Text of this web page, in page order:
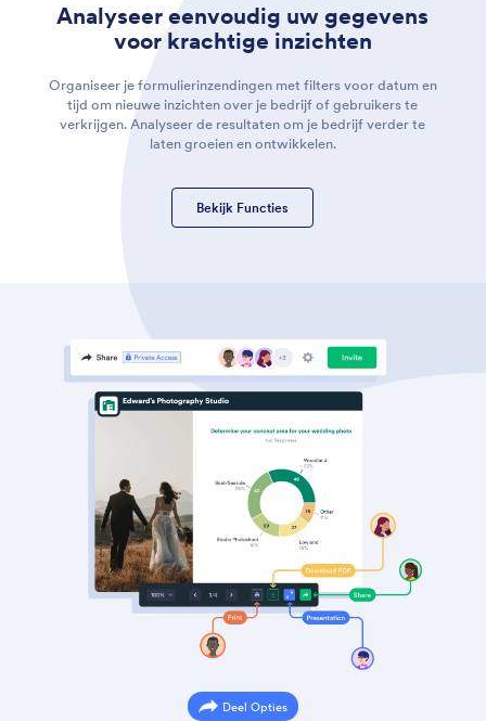
Analyseer eenvoudig uw gegevens
voor krachtige inzichten
Organiseer je formulierinzendingen met filters voor datum en
tijd om nieuwe inzichten over je bedrijf of gebruikers te
verkrijgen. Analyseer de resultaten om je bedrijf verder te
laten groeien en ontwikkelen.
Bekijk Functies
Deel Opties